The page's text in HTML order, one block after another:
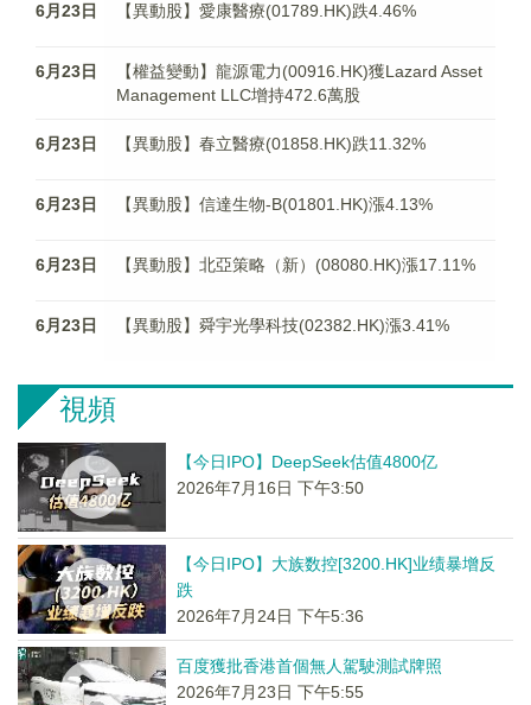
6月23日 【異動股】愛康醫療(01789.HK)跌4.46%
6月23日
【權益變動】龍源電力(00916.HK)獲Lazard Asset
Management LLC增持472.6萬股
6月23日 【異動股】春立醫療(01858.HK)跌11.32%
6月23日 【異動股】信達生物-B(01801.HK)漲4.13%
6月23日 【異動股】北亞策略（新）(08080.HK)漲17.11%
6月23日 【異動股】舜宇光學科技(02382.HK)漲3.41%
視頻
【今日IPO】DeepSeek估值4800亿
2026年7月16日 下午3:50
【今日IPO】大族数控[3200.HK]业绩暴增反
跌
2026年7月24日 下午5:36
百度獲批香港首個無人駕駛測試牌照
2026年7月23日 下午5:55